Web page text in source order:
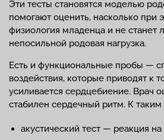
Эти тесты становятся моделью
помогают оценить, насколько при
физиология младенца и не станет
непосильной родовая нагрузка.
Есть и функциональные пробы —
воздействия, которые приводят к
усиливается сердцебиение. Врач
стабилен сердечный ритм. К таким
акустический тест — реакция